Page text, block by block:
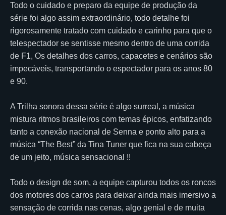
Todo o cuidado e preparo da equipe de produção da
série foi algo assim extraordinário, todo detalhe foi
rigorosamente tratado com cuidado e carinho para que o
telespectador se sentisse mesmo dentro de uma corrida
de F1, Os detalhes dos carros, capacetes e cenários são
impecáveis, transportando o espectador para os anos 80
e 90.
A Trilha sonora dessa série é algo surreal, a música
mistura ritmos brasileiros com temas épicos, enfatizando
tanto a conexão nacional de Senna e ponto alto para a
música “The Best” da Tina Tuner que fica na sua cabeça
de um jeito, música sensacional !!
Todo o design de som, a equipe capturou todos os roncos
dos motores dos carros para deixar ainda mais imersivo a
sensação de corrida nas cenas, algo genial e de muita